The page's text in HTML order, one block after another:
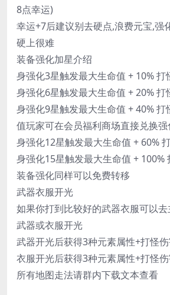
8点幸运)
幸运+7后建议别去硬点,浪费元宝,强
硬上很难
装备强化加星介绍
身强化3星触发最大生命值 + 10% 打
身强化6星触发最大生命值 + 20% 打
身强化9星触发最大生命值 + 40% 打
值玩家可在会员福利商场直接兑换强
身强化12星触发最大生命值 + 60%
身强化15星触发最大生命值 + 100%
装备强化同样可以免费转移
武器衣服开光
如果你打到比较好的武器衣服可以
武器或衣服开光
武器开光后获得3种元素属性+打怪
衣服开光后获得3种元素属性+打怪
所有地图走法请群内下载文本查看